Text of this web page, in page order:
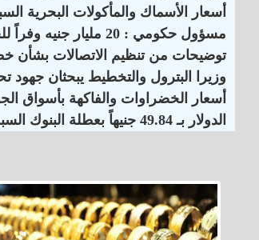
أسعار الأسماك والمأكولات البحرية السبت 8 أغسطس
مسؤول حكومي : 20 مليار جنيه وفراً للخزانة من زيادة أسعار الكهرباء
توضيحات من تنظيم الاتصالات بشأن
وزيرا البترول والتخطيط يبحثان جهود
أسعار الخضراوات والفاكهة بأسواق الجملة
الدولار بـ 49.84 جنيهاً بعطلة البنوك السبت 8 أغسطس 2026